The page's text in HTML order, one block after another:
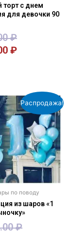
торт с днем
для девочки 90
₽
₽
Распродажа!
по поводу
из шаров «1
₽